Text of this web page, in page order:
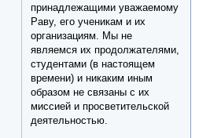
принадлежащими уважаемому
Раву, его ученикам и их
организациям. Мы не
являемся их продолжателями,
студентами (в настоящем
времени) и никаким иным
образом не связаны с их
миссией и просветительской
деятельностью.